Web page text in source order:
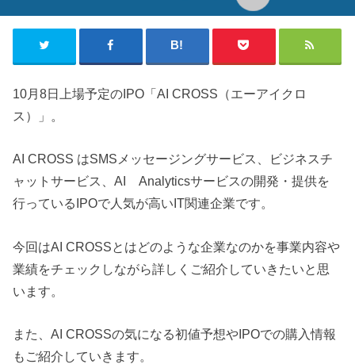
10月8日上場予定のIPO「AI CROSS（エーアイクロ
ス）」。
AI CROSS はSMSメッセージングサービス、ビジネスチ
ャットサービス、AI Analyticsサービスの開発・提供を
行っているIPOで人気が高いIT関連企業です。
今回はAI CROSSとはどのような企業なのかを事業内容や
業績をチェックしながら詳しくご紹介していきたいと思
います。
また、AI CROSSの気になる初値予想やIPOでの購入情報
もご紹介していきます。